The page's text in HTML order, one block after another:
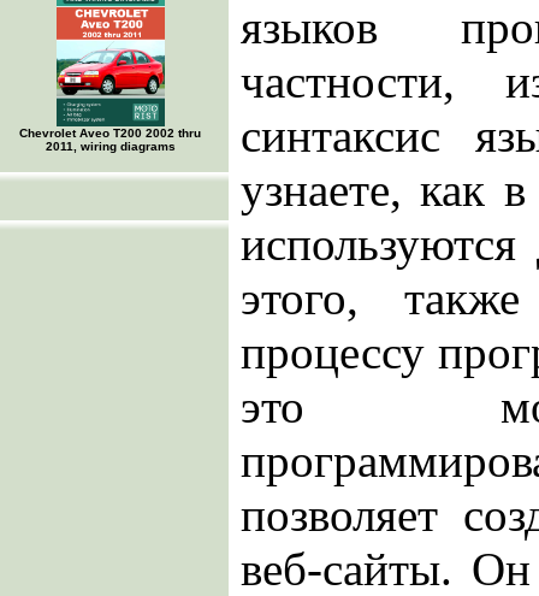
Chevrolet Aveo Т200 2002 thru
2011, wiring diagrams
языков
частности,
синтаксис
узнаете, как
этого,
процессу
это
позволяет
веб-сайты.